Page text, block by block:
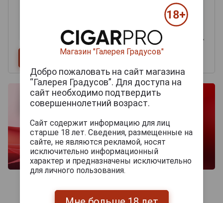
Магазин "Галерея Градусов"
Добро пожаловать на сайт магазина
“Галерея Градусов”. Для доступа на
сайт необходимо подтвердить
совершеннолетний возраст.
Сайт содержит информацию для лиц
старше 18 лет. Сведения, размещенные на
сайте, не являются рекламой, носят
исключительно информационный
характер и предназначены исключительно
для личного пользования.